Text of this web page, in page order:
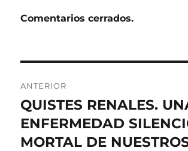
Comentarios cerrados.
de
entradas
ANTERIOR
Entrada
anterior:
QUISTES RENALES.
ENFERMEDAD
MORTAL DE